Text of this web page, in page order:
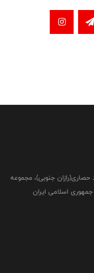
حصاری(رازان جنوبی)، مجموعه
اسلامی ایران